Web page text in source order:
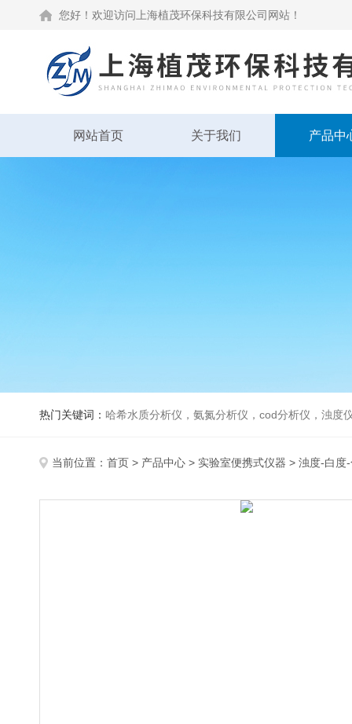
您好！欢迎访问上海植茂环保科技有限公司网站！
网站首页 关于我们 产品中
热门关键词： 哈希水质分析仪，氨氮分析仪，cod分析仪，浊度
当前位置： 首页 > 产品中心 > 实验室便携式仪器 > 浊度-白度